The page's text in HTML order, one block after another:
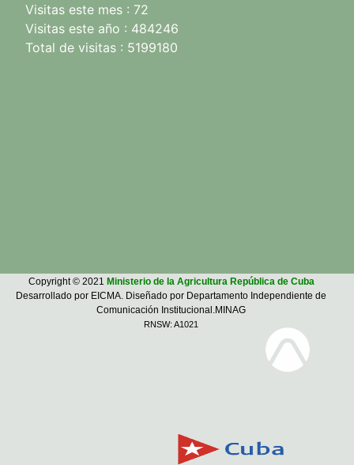
Visitas este mes : 72
Visitas este año : 484246
Total de visitas : 5199180
Copyright © 2021 Ministerio de la Agricultura República de Cuba
Desarrollado por EICMA. Diseñado por Departamento Independiente de
Comunicación Institucional.MINAG
RNSW: A1021